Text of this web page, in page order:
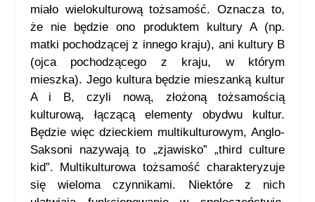
miało wielokulturową tożsamość. Oznacza to,
że nie będzie ono produktem kultury A (np.
matki pochodzącej z innego kraju), ani kultury B
(ojca pochodzącego z kraju, w którym
mieszka). Jego kultura będzie mieszanką kultur
A i B, czyli nową, złożoną tożsamością
kulturową, łączącą elementy obydwu kultur.
Będzie więc dzieckiem multikulturowym, Anglo-
Saksoni nazywają to „zjawisko” „third culture
kid”. Multikulturowa tożsamość charakteryzuje
się wieloma czynnikami. Niektóre z nich